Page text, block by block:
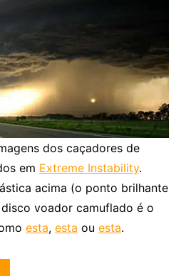
dos caçadores de
em Extreme Instability.
acima (o ponto brilhante
voador camuflado é o
esta, esta ou esta.